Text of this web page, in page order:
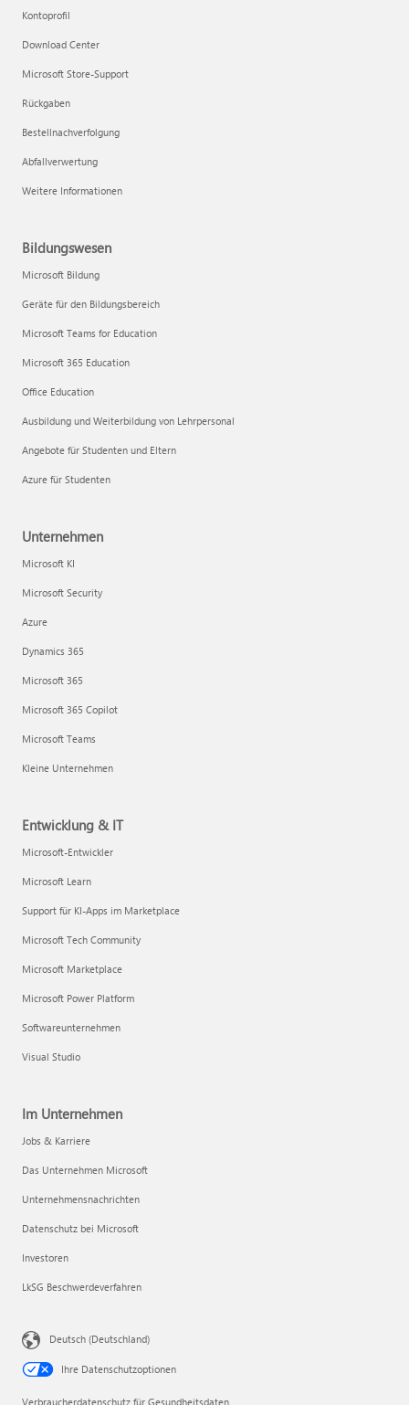
Kontoprofil
Download Center
Microsoft Store-Support
Rückgaben
Bestellnachverfolgung
Abfallverwertung
Weitere Informationen
Bildungswesen
Microsoft Bildung
Geräte für den Bildungsbereich
Microsoft Teams for Education
Microsoft 365 Education
Office Education
Ausbildung und Weiterbildung von Lehrpersonal
Angebote für Studenten und Eltern
Azure für Studenten
Unternehmen
Microsoft KI
Microsoft Security
Azure
Dynamics 365
Microsoft 365
Microsoft 365 Copilot
Microsoft Teams
Kleine Unternehmen
Entwicklung & IT
Microsoft-Entwickler
Microsoft Learn
Support für KI-Apps im Marketplace
Microsoft Tech Community
Microsoft Marketplace
Microsoft Power Platform
Softwareunternehmen
Visual Studio
Im Unternehmen
Jobs & Karriere
Das Unternehmen Microsoft
Unternehmensnachrichten
Datenschutz bei Microsoft
Investoren
LkSG Beschwerdeverfahren
Deutsch (Deutschland)
Ihre Datenschutzoptionen
Verbraucherdatenschutz für Gesundheitsdaten